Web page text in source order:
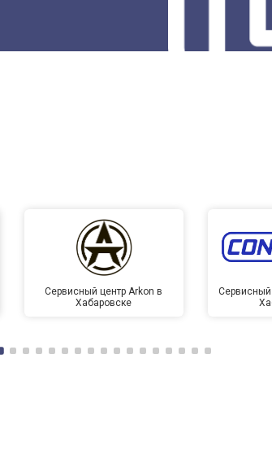
Сервисный центр Arkon в
Хабаровске
Сервисный